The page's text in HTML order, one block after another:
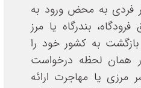
فردی به محض ورود به
بندرگاه یا مرز
به کشور خود را
همان لحظه درخواست
مرزی یا مهاجرت ارائه